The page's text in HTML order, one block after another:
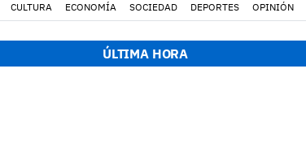
CULTURA ECONOMÍA SOCIEDAD DEPORTES OPINIÓN
ÚLTIMA HORA